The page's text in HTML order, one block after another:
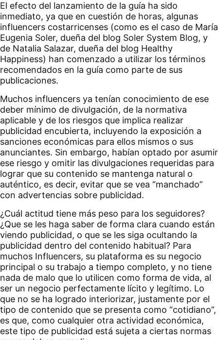
El efecto del lanzamiento de la guía ha sido
inmediato, ya que en cuestión de horas, algunas
influencers costarricenses (como es el caso de María
Eugenia Soler, dueña del blog Soler System Blog, y
de Natalia Salazar, dueña del blog Healthy
Happiness) han comenzado a utilizar los términos
recomendados en la guía como parte de sus
publicaciones.
Muchos influencers ya tenían conocimiento de ese
deber mínimo de divulgación, de la normativa
aplicable y de los riesgos que implica realizar
publicidad encubierta, incluyendo la exposición a
sanciones económicas para ellos mismos o sus
anunciantes. Sin embargo, habían optado por asumir
ese riesgo y omitir las divulgaciones requeridas para
lograr que su contenido se mantenga natural o
auténtico, es decir, evitar que se vea “manchado”
con advertencias sobre publicidad.
¿Cuál actitud tiene más peso para los seguidores?
¿Que se les haga saber de forma clara cuando están
viendo publicidad, o que se les siga ocultando la
publicidad dentro del contenido habitual? Para
muchos Influencers, su plataforma es su negocio
principal o su trabajo a tiempo completo, y no tiene
nada de malo que lo utilicen como forma de vida, al
ser un negocio perfectamente lícito y legítimo. Lo
que no se ha logrado interiorizar, justamente por el
tipo de contenido que se presenta como “cotidiano”,
es que, como cualquier otra actividad económica,
este tipo de publicidad está sujeta a ciertas normas